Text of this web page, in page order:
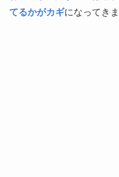
てるかがカギになってきま